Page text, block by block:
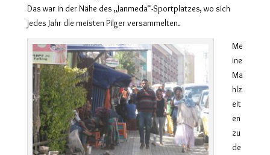
Das war in der Nähe des „Janmeda“-Sportplatzes, wo sich
jedes Jahr die meisten Pilger versammelten.
Me
ine
Ma
hlz
eit
en
zu
de